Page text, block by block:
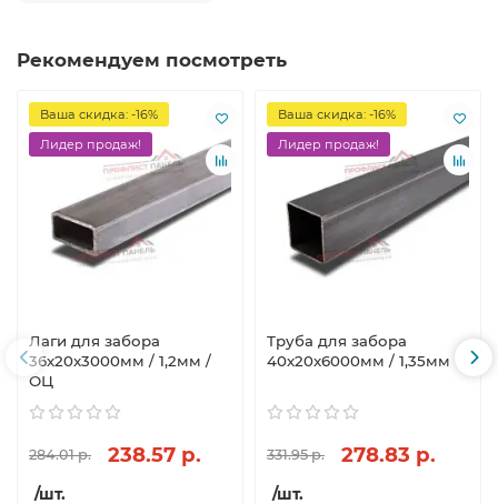
Рекомендуем посмотреть
Ваша скидка: -16%
Лидер продаж!
Лаги для забора
36х20x3000мм / 1,2мм /
ОЦ
284.01 р. 238.57 р.
/шт.
Ваша скидка: -16%
Лидер продаж!
Труба для забора
40х20x6000мм / 1,35мм
331.95 р. 278.83 р.
/шт.